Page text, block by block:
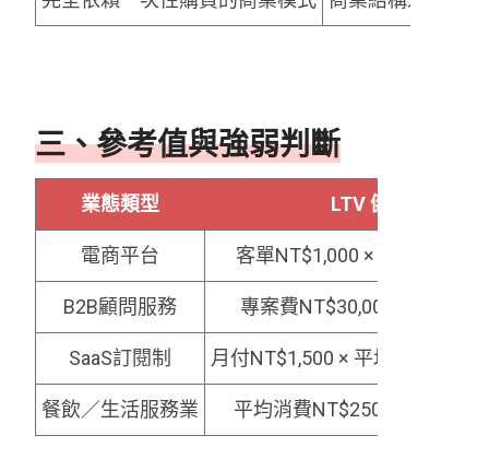
三、參考值與強弱判斷
業態類型 LTV 健康參考範圍
電商平台 客單NT$1,000 × 3次 × 1年 =
B2B顧問服務 專案費NT$30,000 × 2年 =
SaaS訂閱制 月付NT$1,500 × 平均留存12個
餐飲／生活服務業 平均消費NT$250 × 10次／年